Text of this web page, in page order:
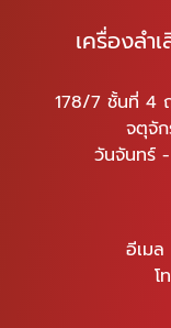
เครื่องล
178/7 ชั้นที่ 4
จตุจั
วันจันทร์
อีเมล
โ